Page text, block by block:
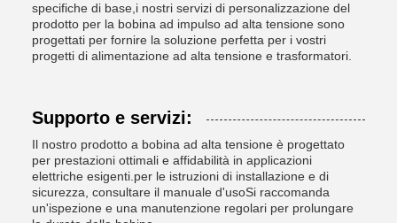
specifiche di base,i nostri servizi di personalizzazione del
prodotto per la bobina ad impulso ad alta tensione sono
progettati per fornire la soluzione perfetta per i vostri
progetti di alimentazione ad alta tensione e trasformatori.
Supporto e servizi:
Il nostro prodotto a bobina ad alta tensione è progettato
per prestazioni ottimali e affidabilità in applicazioni
elettriche esigenti.per le istruzioni di installazione e di
sicurezza, consultare il manuale d'usoSi raccomanda
un'ispezione e una manutenzione regolari per prolungare